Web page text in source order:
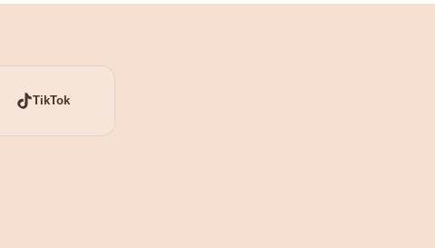
TikTok